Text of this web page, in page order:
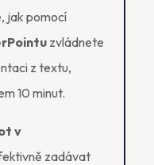
jak pomocí
zvládnete
z textu,
10 minut.
v
zadávat